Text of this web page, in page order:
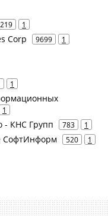
1
Corp 9699 1
1
1
- КНС Групп 783 1
СофтИнформ 520 1